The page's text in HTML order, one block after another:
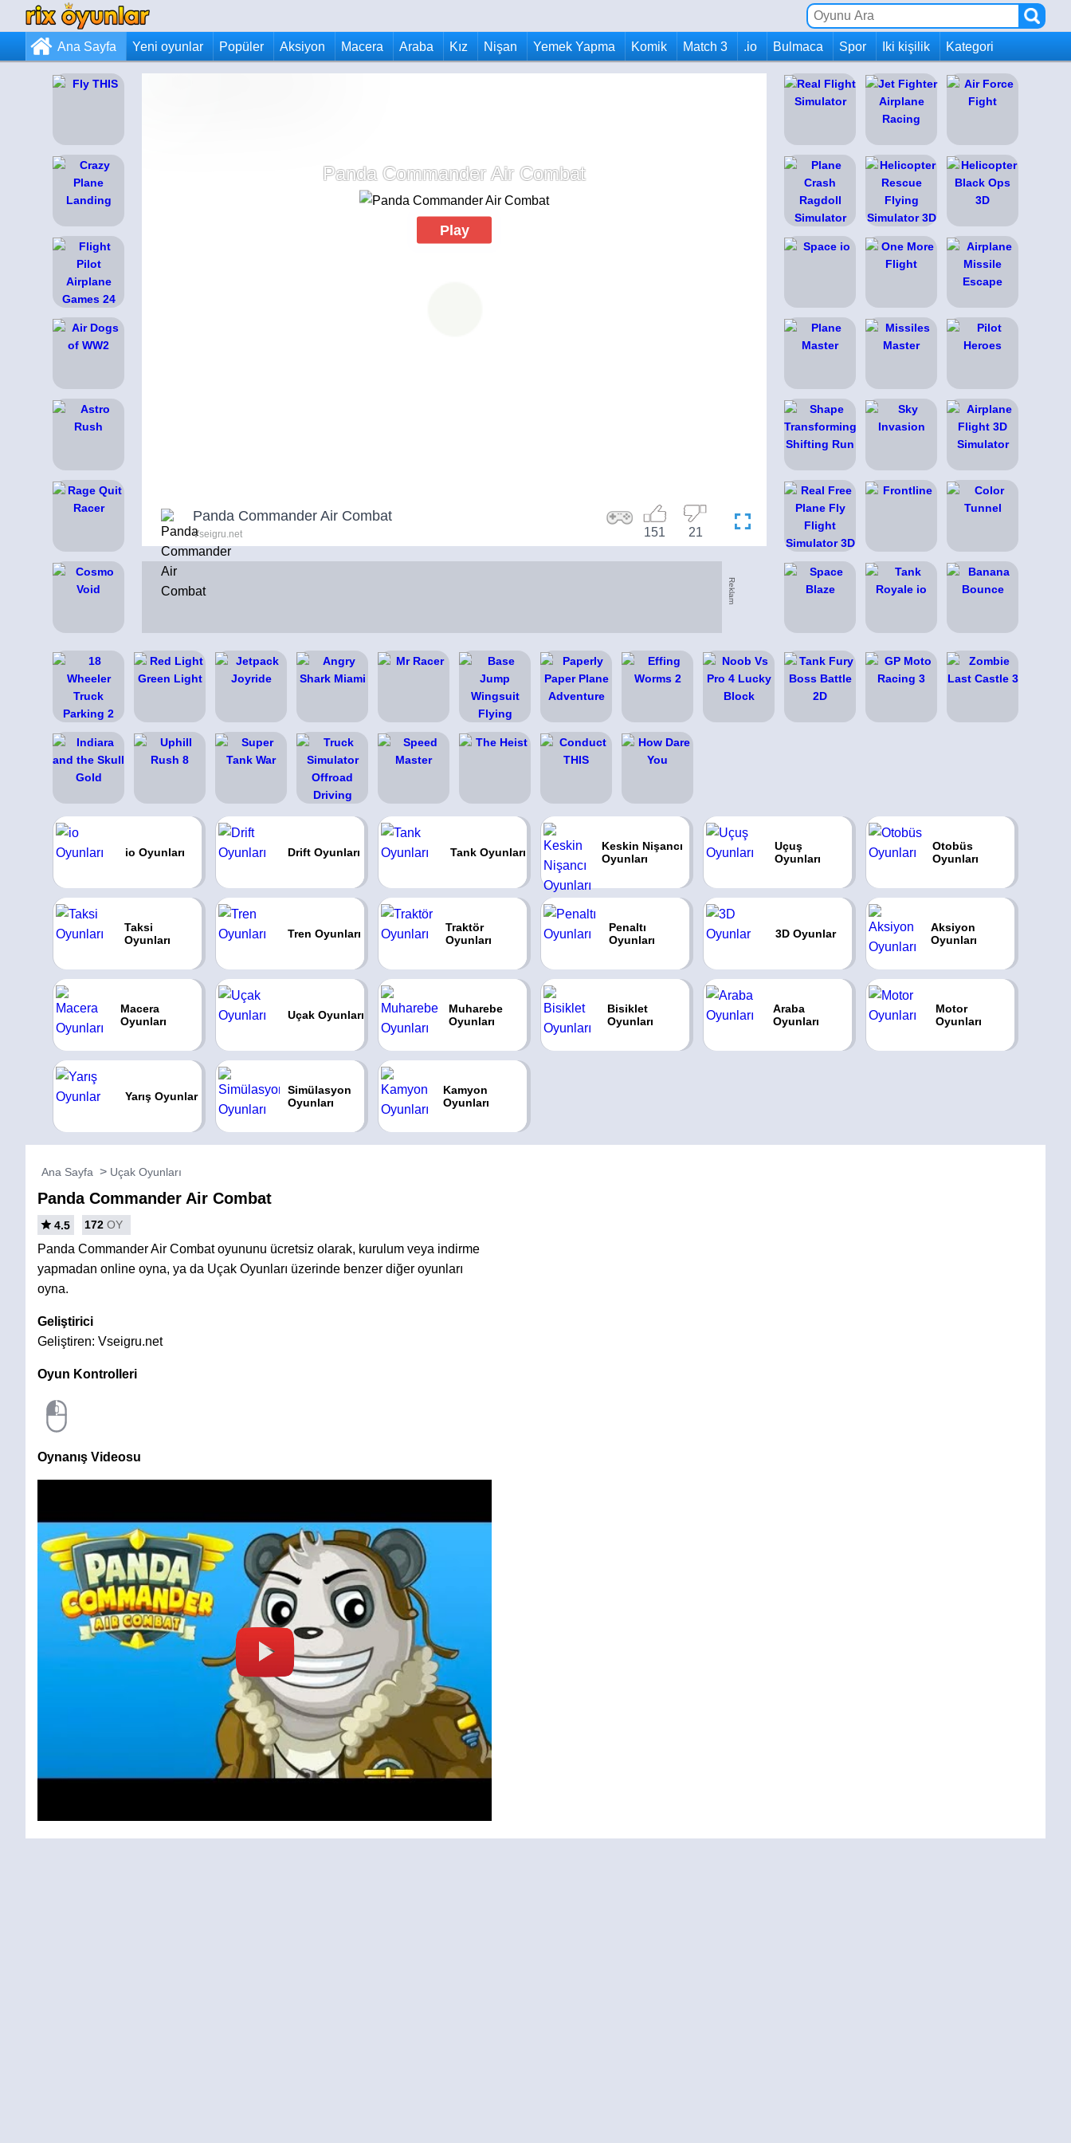
Ana Sayfa Yeni oyunlar Popüler Aksiyon Macera Araba Kız Nişan Yemek Yapma Komik Match 3 .io Bulmaca Spor Iki kişilik Kategori
Panda Commander Air Combat
Play
Panda Commander Air Combat
Vseigru.net 21
151
Reklam
io Oyunları Drift Oyunları Tank Oyunları
Keskin Nişancı
Oyunları
Uçuş
Oyunları
Otobüs
Oyunları
Taksi
Oyunları
Tren Oyunları
Traktör
Oyunları
Penaltı
Oyunları
3D Oyunlar
Aksiyon
Oyunları
Macera
Oyunları
Uçak Oyunları
Muharebe
Oyunları
Bisiklet
Oyunları
Araba
Oyunları
Motor
Oyunları
Yarış Oyunlar
Simülasyon
Oyunları
Kamyon
Oyunları
Ana Sayfa Uçak Oyunları
Panda Commander Air Combat
4.5 172 OY
Panda Commander Air Combat oyununu ücretsiz olarak, kurulum veya indirme
yapmadan online oyna, ya da Uçak Oyunları üzerinde benzer diğer oyunları
oyna.
Geliştirici
Geliştiren: Vseigru.net
Oyun Kontrolleri
Oynanış Videosu